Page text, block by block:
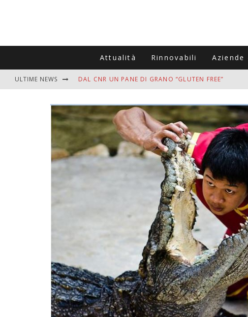
Attualità Rinnovabili
ULTIME NEWS DAL CNR UN PANE DI GRANO “GLUTEN FREE”
MUTTI ASSUME A OLIVETO CITRA 400
ZANZARE IN VACANZA? I 3 ERRORI PIÙ COMUNI
ADDIO BOLLETTE SALATE? LA NUOVA FRONTIERA